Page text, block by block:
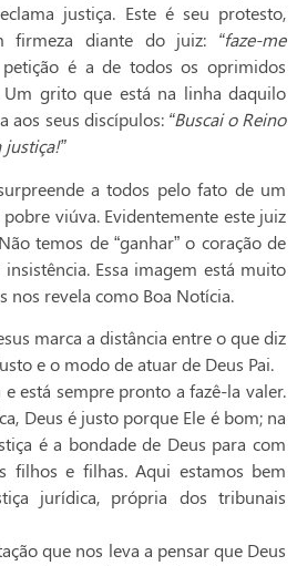
justiça. Este é seu protesto,
firmeza diante do juiz: “faze-me
petição é a de todos os oprimidos
Um grito que está na linha daquilo
aos seus discípulos: “Buscai o Reino
justiça!”
a todos pelo fato de um
viúva. Evidentemente este juiz
temos de “ganhar” o coração de
Essa imagem está muito
nos revela como Boa Notícia.
marca a distância entre o que diz
e o modo de atuar de Deus Pai.
e está sempre pronto a fazê-la valer.
Deus é justo porque Ele é bom; na
é a bondade de Deus para com
filhos e filhas. Aqui estamos bem
jurídica, própria dos tribunais
que nos leva a pensar que Deus